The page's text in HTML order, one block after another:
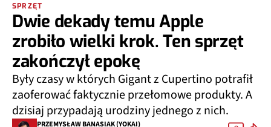
SPRZĘT
Dwie dekady temu Apple
zrobiło wielki krok. Ten sprzęt
zakończył epokę
Były czasy w których Gigant z Cupertino potrafił
zaoferować faktycznie przełomowe produkty. A
dzisiaj przypadają urodziny jednego z nich.
PRZEMYSŁAW BANASIAK (YOKAI)